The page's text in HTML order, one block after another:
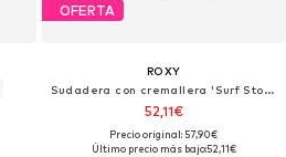
OFERTA
ROXY
Sudadera con cremallera 'Surf Stoked'
52,11€
Precio original: 57,90€
Último precio más bajo:52,11€